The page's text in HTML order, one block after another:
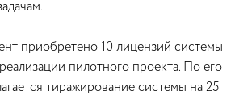
приобретено 10 лицензий системы
пилотного проекта. По его
тиражирование системы на 25